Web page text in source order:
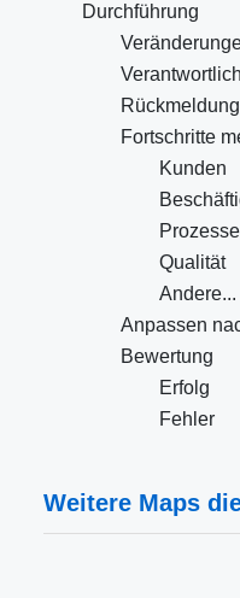
Durchführung
Fortschritte
Kunden
Prozesse
Qualität
Andere...
Anpassen
Bewertung
Erfolg
Fehler
Weitere Maps